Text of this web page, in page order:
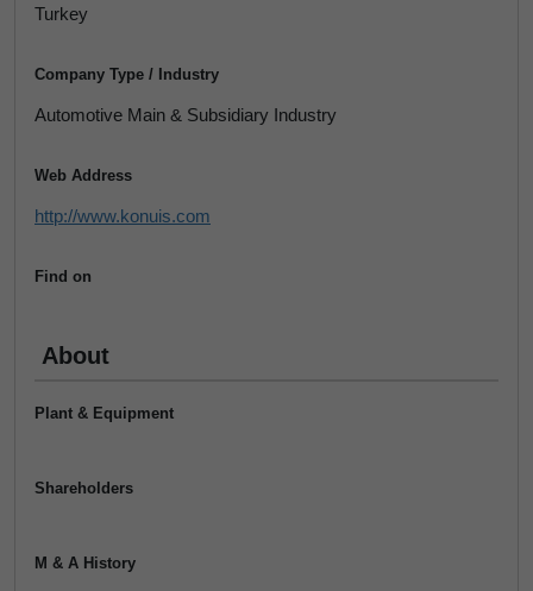
Turkey
Company Type / Industry
Automotive Main & Subsidiary Industry
Web Address
http://www.konuis.com
Find on
About
Plant & Equipment
Shareholders
M & A History